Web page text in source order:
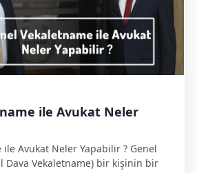
ile Avukat Neler
ile Avukat Neler Yapabilir ? Genel
Dava Vekaletname) bir kişinin bir